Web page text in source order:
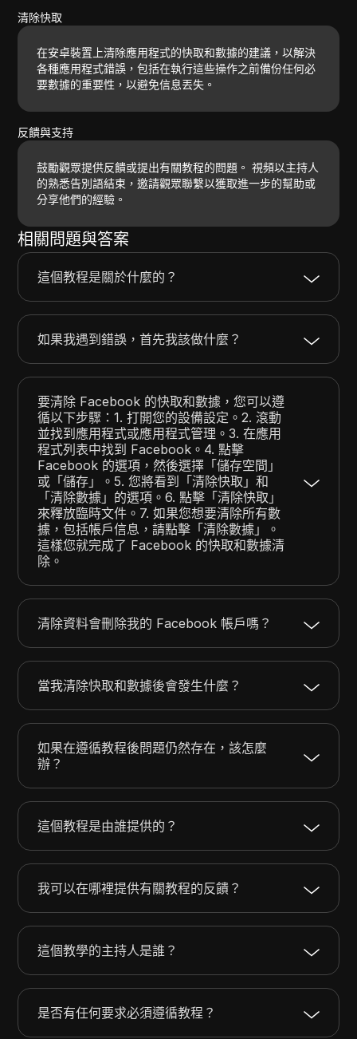
清除快取
在安卓裝置上清除應用程式的快取和數據的建議，以解決
各種應用程式錯誤，包括在執行這些操作之前備份任何必
要數據的重要性，以避免信息丟失。
反饋與支持
鼓勵觀眾提供反饋或提出有關教程的問題。 視頻以主持人
的熟悉告別語結束，邀請觀眾聯繫以獲取進一步的幫助或
分享他們的經驗。
相關問題與答案
這個教程是關於什麼的？
如果我遇到錯誤，首先我該做什麼？
要清除 Facebook 的快取和數據，您可以遵
循以下步驟：1. 打開您的設備設定。2. 滾動
並找到應用程式或應用程式管理。3. 在應用
程式列表中找到 Facebook。4. 點擊
Facebook 的選項，然後選擇「儲存空間」
或「儲存」。5. 您將看到「清除快取」和
「清除數據」的選項。6. 點擊「清除快取」
來釋放臨時文件。7. 如果您想要清除所有數
據，包括帳戶信息，請點擊「清除數據」。
這樣您就完成了 Facebook 的快取和數據清
除。
清除資料會刪除我的 Facebook 帳戶嗎？
當我清除快取和數據後會發生什麼？
如果在遵循教程後問題仍然存在，該怎麼
辦？
這個教程是由誰提供的？
我可以在哪裡提供有關教程的反饋？
這個教學的主持人是誰？
是否有任何要求必須遵循教程？